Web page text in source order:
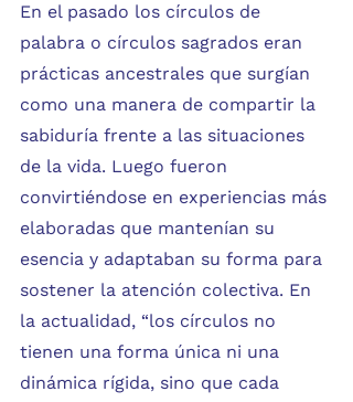
En el pasado los círculos de
palabra o círculos sagrados eran
prácticas ancestrales que surgían
como una manera de compartir la
sabiduría frente a las situaciones
de la vida. Luego fueron
convirtiéndose en experiencias más
elaboradas que mantenían su
esencia y adaptaban su forma para
sostener la atención colectiva. En
la actualidad, “los círculos no
tienen una forma única ni una
dinámica rígida, sino que cada